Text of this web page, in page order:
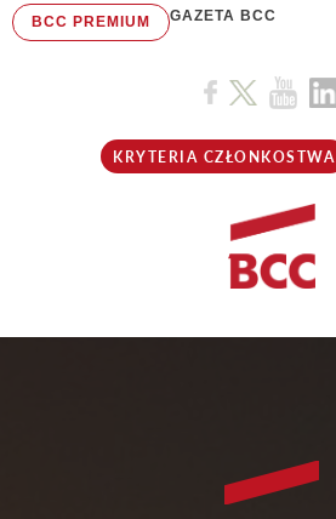
BCC PREMIUM GAZETA BCC
KRYTERIA CZŁONKOSTWA